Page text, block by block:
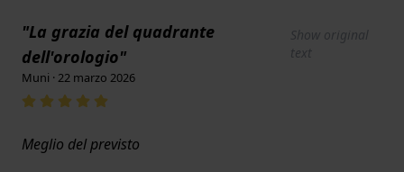
"La grazia del quadrante
dell'orologio"
Show original
text
Muni · 22 marzo 2026
Meglio del previsto